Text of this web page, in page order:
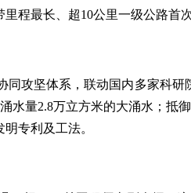
程最长、超10公里一级公路首
同攻坚体系，联动国内多家科
水量2.8万立方米的大涌水；抵
专利及工法。